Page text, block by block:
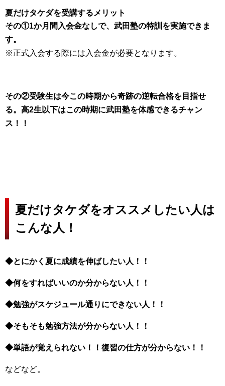
夏だけタケダを受講するメリット
その①1か月間入会金なしで、武田塾の特訓を実施できま
す。
※正式入会する際には入会金が必要となります。
その②受験生は今この時期から奇跡の逆転合格を目指せ
る。高2生以下はこの時期に武田塾を体感できるチャン
ス！！
夏だけタケダをオススメしたい人は
こんな人！
◆とにかく夏に成績を伸ばしたい人！！
◆何をすればいいのか分からない人！！
◆勉強がスケジュール通りにできない人！！
◆そもそも勉強方法が分からない人！！
◆単語が覚えられない！！復習の仕方が分からない！！
などなど。